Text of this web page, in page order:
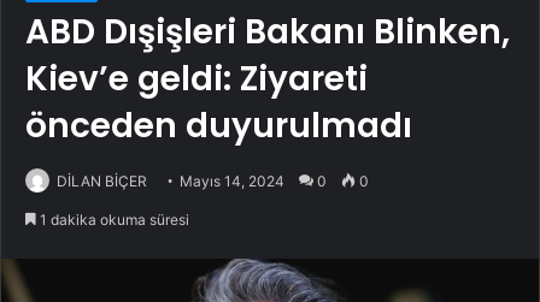
ABD Dışişleri Bakanı Blinken,
Kiev’e geldi: Ziyareti
önceden duyurulmadı
DİLAN BİÇER Mayıs 14, 2024 0 0
1 dakika okuma süresi